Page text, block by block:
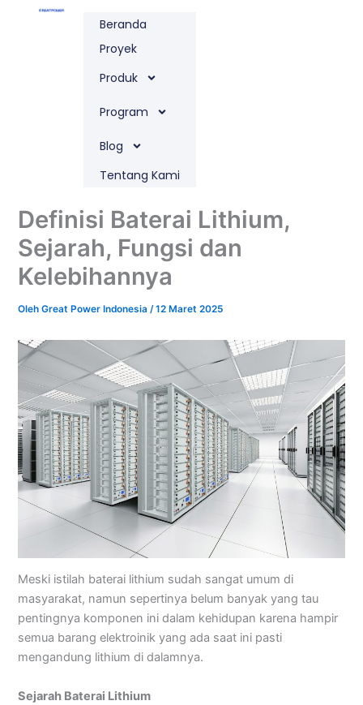
Beranda
Proyek
Produk
Program
Blog
Tentang Kami
Definisi Baterai Lithium,
Sejarah, Fungsi dan
Kelebihannya
OlehGreat Power Indonesia/12 Maret 2025
Meski istilah baterai lithium sudah sangat umum di
masyarakat, namun sepertinya belum banyak yang tau
pentingnya komponen ini dalam kehidupan karena hampir
semua barang elektroinik yang ada saat ini pasti
mengandung lithium di dalamnya.
Sejarah Baterai Lithium